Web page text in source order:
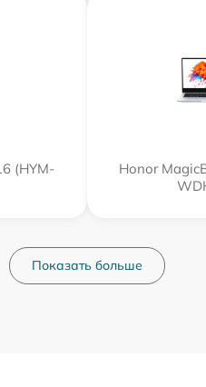
(HYM-
Honor
Показать больше